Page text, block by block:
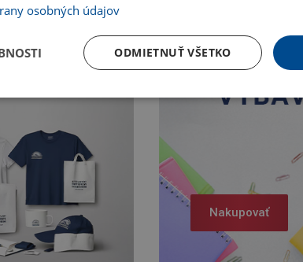
Nakupovať
osobných údajov
ODMIETNUŤ VŠETKO